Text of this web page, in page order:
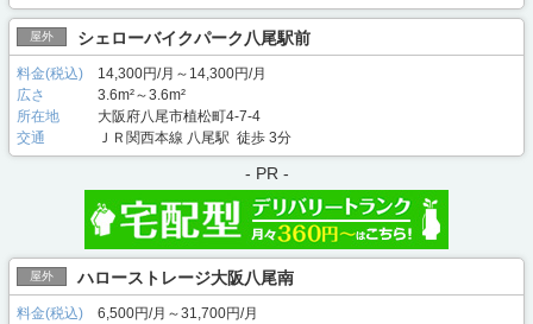
屋外 シェローバイクパーク八尾駅前
料金(税込)
14,300円/月～14,300円/月
広さ
3.6m²～3.6m²
所在地
大阪府八尾市植松町4-7-4
交通
ＪＲ関西本線 八尾駅 徒歩 3分
- PR -
屋外 ハローストレージ大阪八尾南
料金(税込)
6,500円/月～31,700円/月